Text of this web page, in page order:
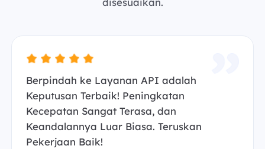
Berpindah ke Layanan API adalah
Keputusan Terbaik! Peningkatan
Kecepatan Sangat Terasa, dan
Keandalannya Luar Biasa. Teruskan
Pekerjaan Baik!